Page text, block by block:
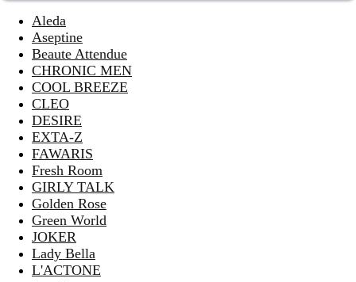
Aleda
Aseptine
Beaute Attendue
CHRONIC MEN
COOL BREEZE
CLEO
DESIRE
EXTA-Z
FAWARIS
Fresh Room
GIRLY TALK
Golden Rose
Green World
JOKER
Lady Bella
L'ACTONE